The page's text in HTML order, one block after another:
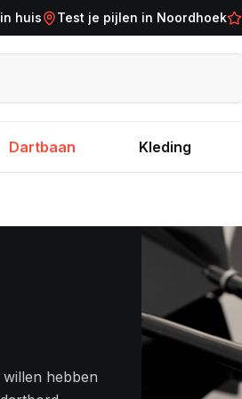
huis Test je pijlen in Noordhoek
Dartbaan Kleding
hebben